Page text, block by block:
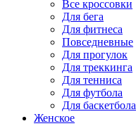
Все кроссовки
Для бега
Для фитнеса
Повседневные
Для прогулок
Для треккинга
Для тенниса
Для футбола
Для баскетбола
Женское